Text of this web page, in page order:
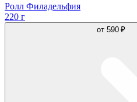
Ролл Филадельфия
220 г
от 590 ₽